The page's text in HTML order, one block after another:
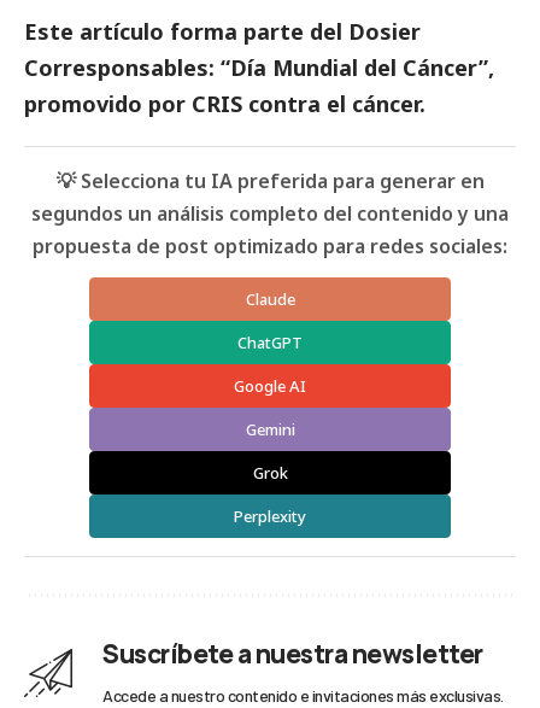
Este artículo forma parte del Dosier
Corresponsables: “Día Mundial del Cáncer”,
promovido por CRIS contra el cáncer.
💡 Selecciona tu IA preferida para generar en
segundos un análisis completo del contenido y una
propuesta de post optimizado para redes sociales:
Claude
ChatGPT
Google AI
Gemini
Grok
Perplexity
Suscríbete a nuestra newsletter
Accede a nuestro contenido e invitaciones más exclusivas.